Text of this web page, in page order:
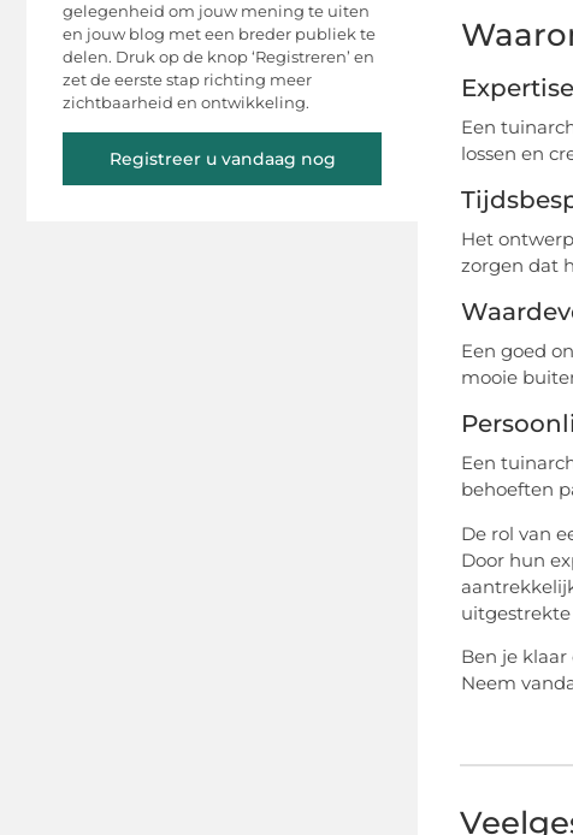
gelegenheid om jouw mening te uiten
en jouw blog met een breder publiek te
delen. Druk op de knop ‘Registreren’ en
zet de eerste stap richting meer
zichtbaarheid en ontwikkeling.
Registreer u vandaag nog
Een
lossen en
Het
zorgen dat
Een goed
mooie
Een
behoeften
De rol van
Door hun
Ben je
Neem